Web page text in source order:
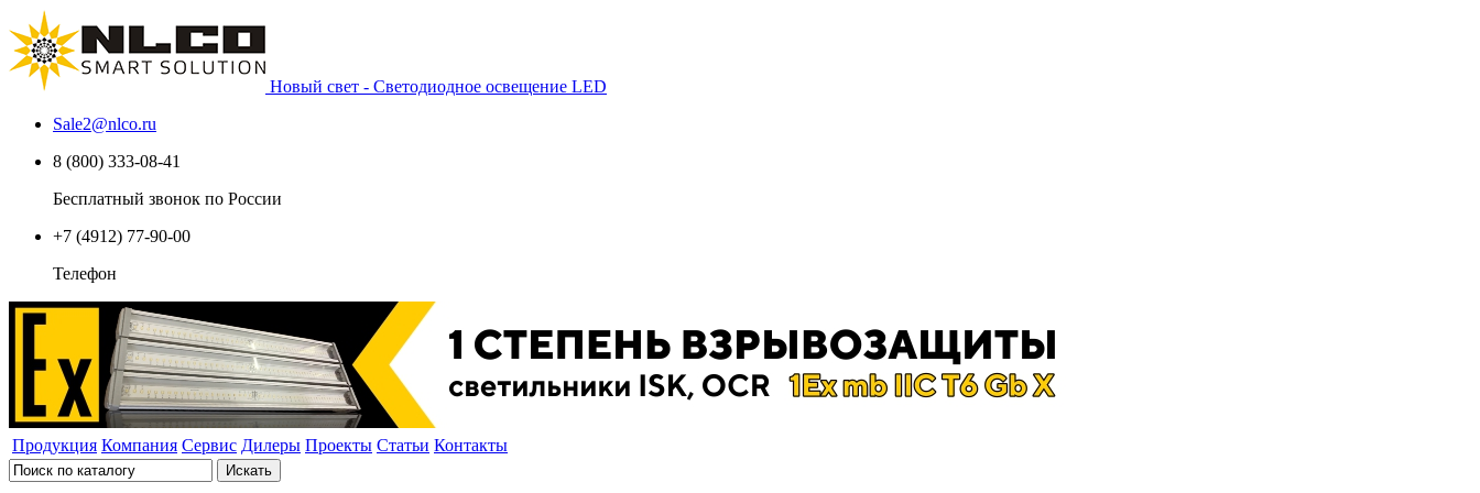
Новый свет - Светодиодное освещение LED
Sale2@nlco.ru
8 (800) 333-08-41
Бесплатный звонок по России
+7 (4912) 77-90-00
Телефон
Продукция Компания Сервис Дилеры Проекты Статьи Контакты